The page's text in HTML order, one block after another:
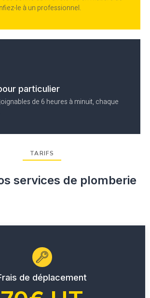
le à un professionnel.
particulier
de 6 heures à minuit, chaque
TARIFS
services de plomberie
de déplacement